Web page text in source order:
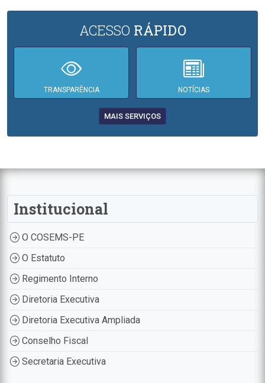
ACESSO RÁPIDO
TRANSPARÊNCIA NOTÍCIAS
MAIS SERVIÇOS
Institucional
O COSEMS-PE
O Estatuto
Regimento Interno
Diretoria Executiva
Diretoria Executiva Ampliada
Conselho Fiscal
Secretaria Executiva